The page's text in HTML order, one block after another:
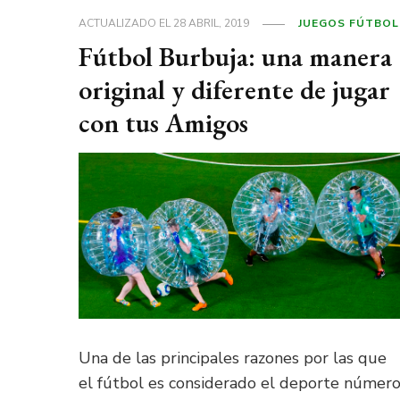
ACTUALIZADO EL28 ABRIL, 2019 JUEGOS FÚTBOL
Fútbol Burbuja: una manera
original y diferente de jugar
con tus Amigos
Una de las principales razones por las que
el fútbol es considerado el deporte número